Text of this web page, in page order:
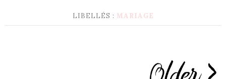
LIBELLÉS : MARIAGE